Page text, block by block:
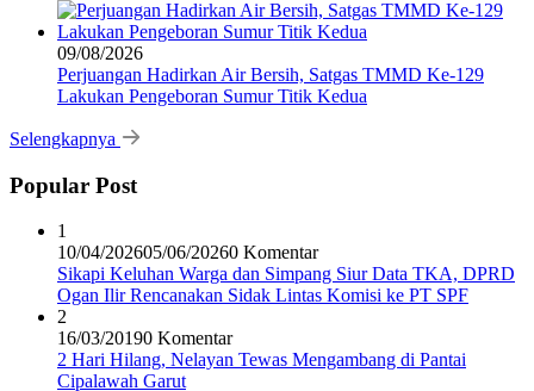
09/08/2026
Perjuangan Hadirkan Air Bersih, Satgas TMMD Ke-129
Lakukan Pengeboran Sumur Titik Kedua
Selengkapnya
Popular Post
1
10/04/202605/06/20260 Komentar
Sikapi Keluhan Warga dan Simpang Siur Data TKA, DPRD
Ogan Ilir Rencanakan Sidak Lintas Komisi ke PT SPF
2
16/03/20190 Komentar
2 Hari Hilang, Nelayan Tewas Mengambang di Pantai
Cipalawah Garut